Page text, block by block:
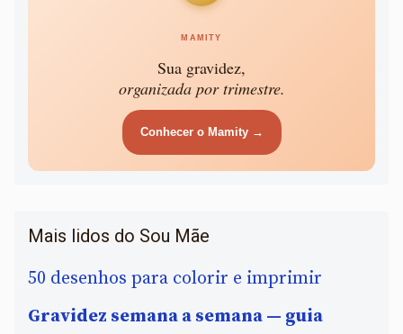
MAMITY
Sua gravidez,
organizada por trimestre.
Conhecer o Mamity →
Mais lidos do Sou Mãe
50 desenhos para colorir e imprimir
Gravidez semana a semana — guia